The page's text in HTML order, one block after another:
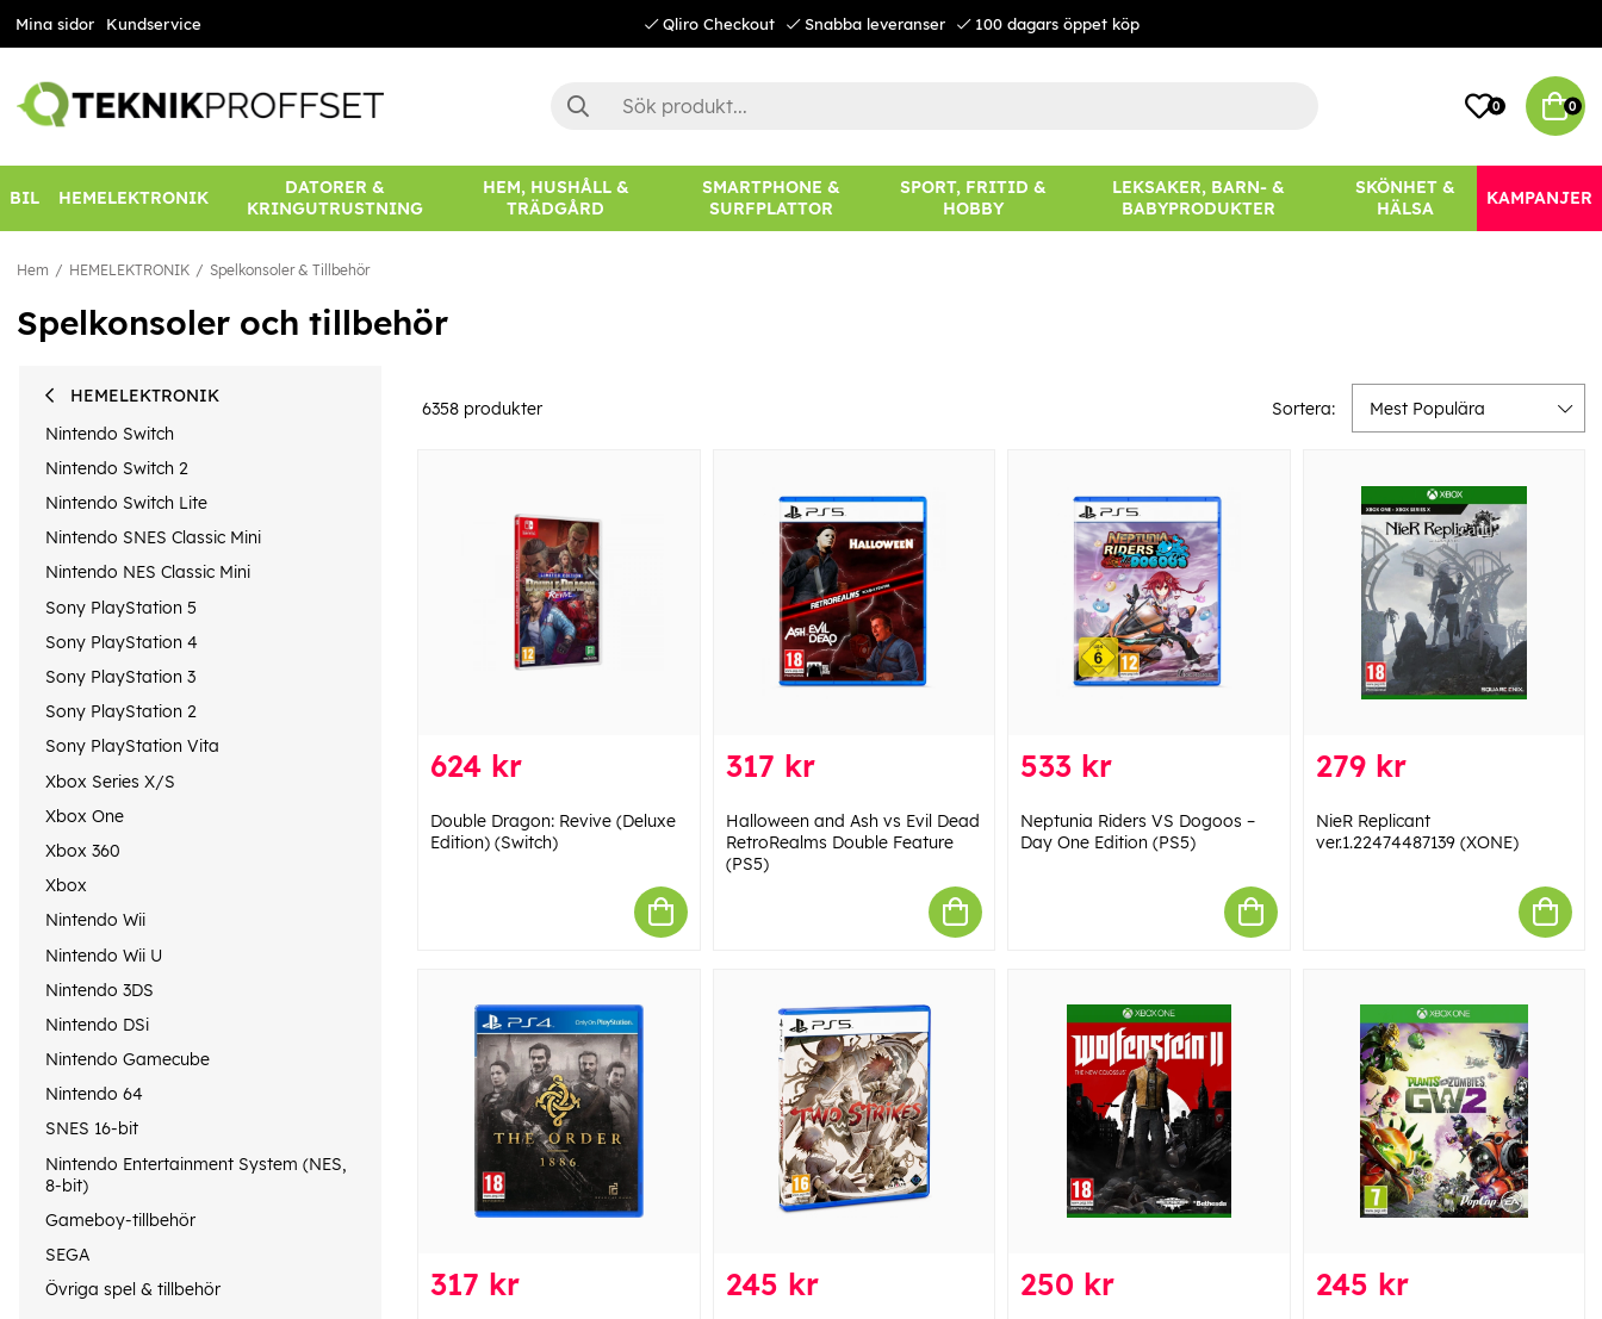
Mina sidor Kundservice Qliro Checkout Snabba leveranser 100 dagars öppet köp
0 0
BIL HEMELEKTRONIK
DATORER &
KRINGUTRUSTNING
HEM, HUSHÅLL &
TRÄDGÅRD
SMARTPHONE &
SURFPLATTOR
SPORT, FRITID &
HOBBY
LEKSAKER, BARN- &
BABYPRODUKTER
SKÖNHET &
HÄLSA
KAMPANJER
Hem HEMELEKTRONIK Spelkonsoler & Tillbehör
Spelkonsoler och tillbehör
HEMELEKTRONIK
Nintendo Switch
Nintendo Switch 2
Nintendo Switch Lite
Nintendo SNES Classic Mini
Nintendo NES Classic Mini
Sony PlayStation 5
Sony PlayStation 4
Sony PlayStation 3
Sony PlayStation 2
Sony PlayStation Vita
Xbox Series X/S
Xbox One
Xbox 360
Xbox
Nintendo Wii
Nintendo Wii U
Nintendo 3DS
Nintendo DSi
Nintendo Gamecube
Nintendo 64
SNES 16-bit
Nintendo Entertainment System (NES,
8-bit)
Gameboy-tillbehör
SEGA
Övriga spel & tillbehör
6358 produkter Sortera: Mest Populära
624 kr
Double Dragon: Revive (Deluxe
Edition) (Switch)
317 kr
Halloween and Ash vs Evil Dead
RetroRealms Double Feature
(PS5)
533 kr
Neptunia Riders VS Dogoos –
Day One Edition (PS5)
279 kr
NieR Replicant
ver.1.22474487139 (XONE)
317 kr 245 kr 250 kr 245 kr